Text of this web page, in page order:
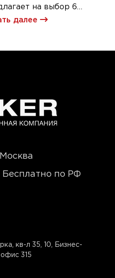
на выбор 6
ревизионных
далее
Бесплатно по РФ
кв-л 35, 10, Бизнес-
315